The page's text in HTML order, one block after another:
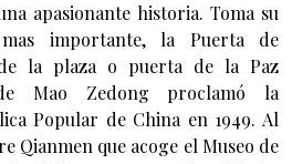
apasionante historia. Toma su
importante, la Puerta de
la plaza o puerta de la Paz
Mao Zedong proclamó la
Popular de China en 1949. Al
Qianmen que acoge el Museo de